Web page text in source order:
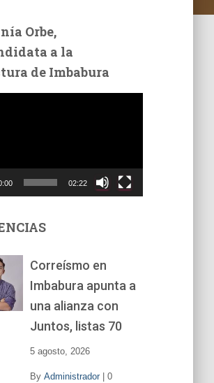
Orbe,
a la
de Imbabura
02:22
Correísmo en
Imbabura apunta a
una alianza con
Juntos, listas 70
5 agosto, 2026
By Administrador| 0